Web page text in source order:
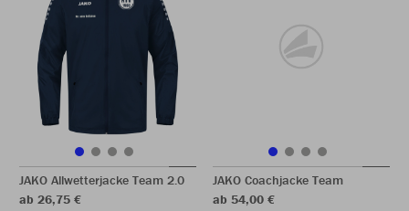
JAKO Allwetterjacke Team 2.0
ab 26,75 €
JAKO Coachjacke Team
ab 54,00 €